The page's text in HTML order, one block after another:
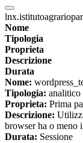
Nome
Tipologia
Proprieta
Descrizione
Durata
Nome:
Tipologia: analitico
Proprieta: Prima
Descrizione:
browser ha o meno
Durata: Sessione